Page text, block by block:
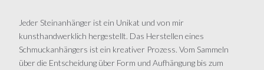
Jeder Steinanhänger ist ein Unikat und von mir
kunsthandwerklich hergestellt. Das Herstellen eines
Schmuckanhängers ist ein kreativer Prozess. Vom Sammeln
über die Entscheidung über Form und Aufhängung bis zum